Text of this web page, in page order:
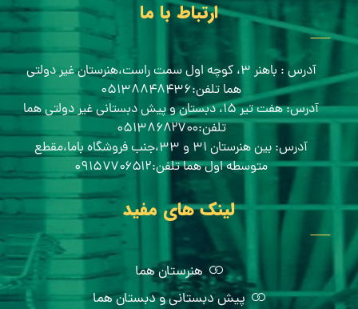
ارتباط با ما
آدرس : باهنر ۳، کوچه اول سمت راست،هنرستان غیر دولتی
هما تلفن:۰۵۱۳۸۸۴۸۴۳۶
آدرس: هفت تیر ۱۵، دبستان و پیش دبستانی غیر دولتی هما
تلفن:۰۵۱۳۸۶۸۲۷۰۰
آدرس: بین هنرستان ۳۱ و ۳۳،جنب فروشگاه باما،مقطع
متوسطه اول هما تلفن:۰۹۱۵۷۷۰۶۵۱۲
لینک های مفید
هنرستان هما
پیش دبستانی و دبستان هما